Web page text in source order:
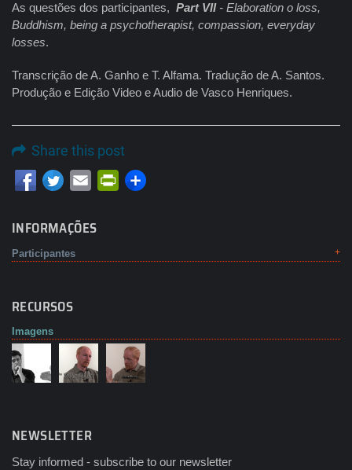
As questões dos participantes, Part VII- Elaboration o loss,
Buddhism, being a psychotherapist, compassion, everyday
losses.
Transcrição de A. Ganho e T. Alfama. Tradução de A. Santos.
Produção e Edição Video e Audio de Vasco Henriques.
Share this post
Email PrintFriendly
INFORMAÇÕES
Participantes
RECURSOS
Imagens
NEWSLETTER
Stay informed - subscribe to our newsletter